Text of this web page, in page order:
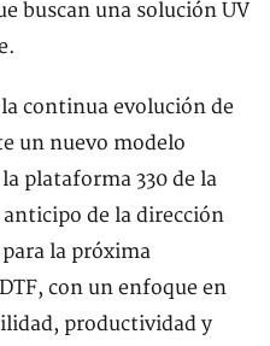
buscan una solución UV
continua evolución de
un nuevo modelo
plataforma 330 de la
de la dirección
la próxima
con un enfoque en
productividad y